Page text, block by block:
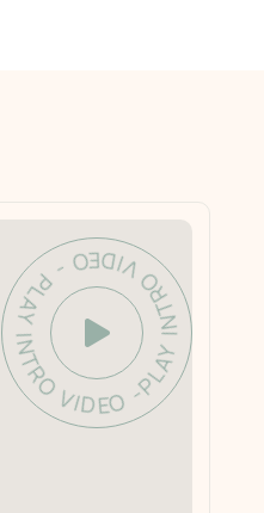
PLAY INTRO VIDEO - PLAY INTRO VIDEO -